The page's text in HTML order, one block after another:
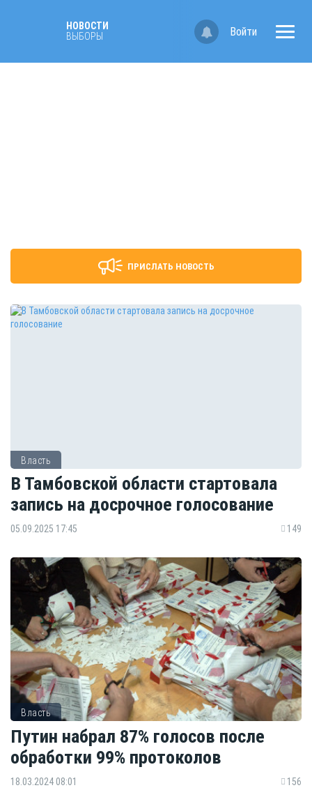
НОВОСТИ
ВЫБОРЫ
Войти
ПРИСЛАТЬ НОВОСТЬ
Власть
В Тамбовской области стартовала
запись на досрочное голосование
05.09.2025 17:45 149
Власть
Путин набрал 87% голосов после
обработки 99% протоколов
18.03.2024 08:01 156